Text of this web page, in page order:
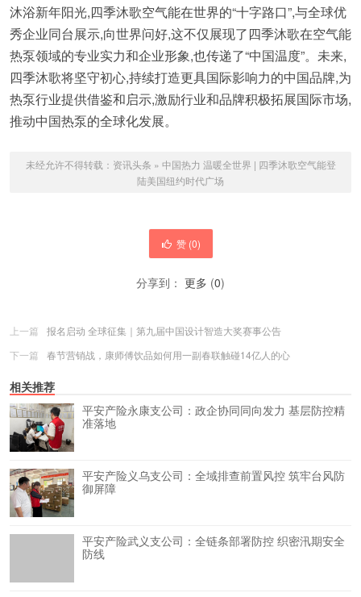
沐浴新年阳光,四季沐歌空气能在世界的“十字路口”,与全球优
秀企业同台展示,向世界问好,这不仅展现了四季沐歌在空气能
热泵领域的专业实力和企业形象,也传递了“中国温度”。未来,
四季沐歌将坚守初心,持续打造更具国际影响力的中国品牌,为
热泵行业提供借鉴和启示,激励行业和品牌积极拓展国际市场,
推动中国热泵的全球化发展。
未经允许不得转载： 资讯头条 » 中国热力 温暖全世界 | 四季沐歌空气能登
陆美国纽约时代广场
赞 (0)
分享到： 更多 (0)
上一篇
报名启动 全球征集｜第九届中国设计智造大奖赛事公告
下一篇
春节营销战，康师傅饮品如何用一副春联触碰14亿人的心
相关推荐
平安产险永康支公司：政企协同同向发力 基层防控精
准落地
平安产险义乌支公司：全域排查前置风控 筑牢台风防
御屏障
平安产险武义支公司：全链条部署防控 织密汛期安全
防线